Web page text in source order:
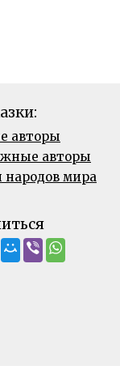
авторы
авторы
народов мира